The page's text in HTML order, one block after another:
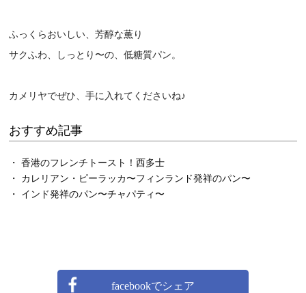
ふっくらおいしい、芳醇な薫り
サクふわ、しっとり〜の、低糖質パン。
カメリヤでぜひ、手に入れてくださいね♪
おすすめ記事
・ 香港のフレンチトースト！西多士
・ カレリアン・ピーラッカ〜フィンランド発祥のパン〜
・ インド発祥のパン〜チャパティ〜
facebookでシェア